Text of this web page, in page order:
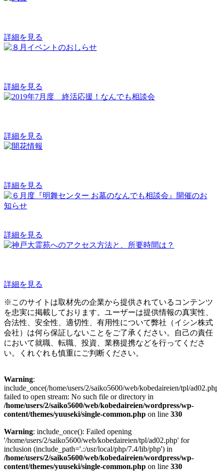
詳細を見る
詳細を見る
詳細を見る
詳細を見る
詳細を見る
詳細を見る
※このサイトは取材先の企業から提供されているコンテンツ
を忠実に掲載しております。ユーザーは提供情報の真実性、
合法性、安全性、適切性、有用性について弊社（イシン株式
会社）は何ら保証しないことをご了承ください。自己の責任
において就職、転職、投資、業務提携などを行ってくださ
い。くれぐれも慎重にご判断ください。
Warning:
include_once(/home/users/2/saiko5600/web/kobedaireien/tpl/
failed to open stream: No such file or directory in
/home/users/2/saiko5600/web/kobedaireien/wordpress/wp-
content/themes/yuuseki/single-common.php on line 330
Warning: include_once(): Failed opening
'/home/users/2/saiko5600/web/kobedaireien/tpl/ad02.php' for
inclusion (include_path='.:/usr/local/php/7.4/lib/php') in
/home/users/2/saiko5600/web/kobedaireien/wordpress/wp-
content/themes/yuuseki/single-common.php on line 330